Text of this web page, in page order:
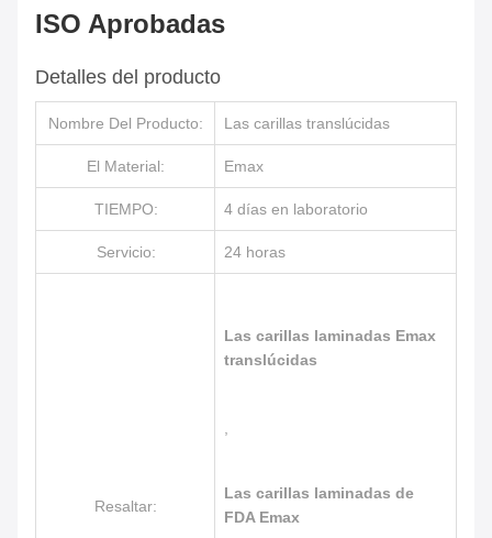
ISO Aprobadas
Detalles del producto
Nombre Del Producto: Las carillas translúcidas
El Material: Emax
TIEMPO: 4 días en laboratorio
Servicio: 24 horas
Resaltar:
Las carillas laminadas Emax
translúcidas
Las carillas laminadas de
FDA Emax